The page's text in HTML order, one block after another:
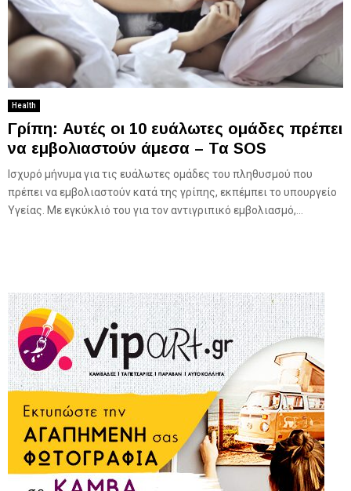
Health
Γρίπη: Αυτές οι 10 ευάλωτες ομάδες πρέπει
να εμβολιαστούν άμεσα – Τα SOS
Ισχυρό μήνυμα για τις ευάλωτες ομάδες του πληθυσμού που
πρέπει να εμβολιαστούν κατά της γρίπης, εκπέμπει το υπουργείο
Υγείας. Με εγκύκλιό του για τον αντιγριπικό εμβολιασμό,...